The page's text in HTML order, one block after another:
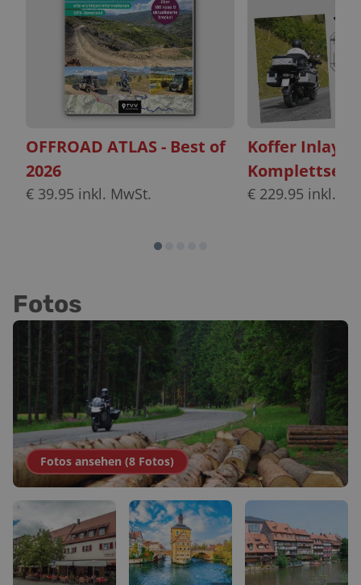
OFFROAD ATLAS - Best of
2026
€ 39.95 inkl. MwSt.
Koffer
Komplettset
€ 229.95 inkl.
Fotos
Fotos ansehen (8 Fotos)